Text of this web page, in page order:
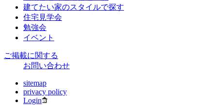
建てたい家のスタイルで探す
住宅見学会
勉強会
イベント
ご掲載に関する
お問い合わせ
sitemap
privacy policy
Login